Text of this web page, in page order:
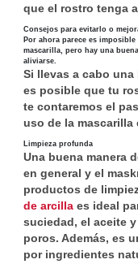
que el rostro tenga
Consejos para evitarlo o
Por ahora parece es
mascarilla, pero hay una
aliviarse.
Si llevas a cabo una
es posible que tu
te contaremos el
uso de la mascarilla
Limpieza profunda
Una buena manera
en general y el
productos de
de arcillaes ideal
suciedad, el aceite
poros. Además, es
por ingredientes